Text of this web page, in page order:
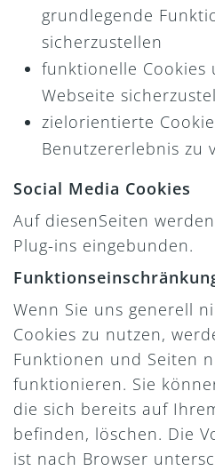
grundlegende
sicherzustellen
funktionelle Cookies
Webseite
zielorientierte
Benutzererlebnis zu
Social Media Cookies
Auf diesenSeiten
Plug-ins eingebunden.
Wenn Sie uns generell
Cookies zu nutzen,
Funktionen und Seiten
funktionieren. Sie
die sich bereits auf
befinden, löschen. Die
ist nach Browser